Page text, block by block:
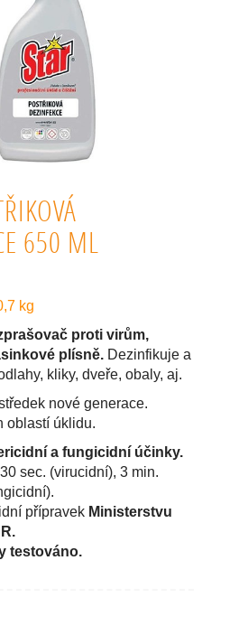
650 ML
kg
proti virům,
plísně. Dezinfikuje a
kliky, dveře, obaly, aj.
nové generace.
oblastí úklidu.
a fungicidní účinky.
sec. (virucidní), 3 min.
přípravek Ministerstvu
testováno.